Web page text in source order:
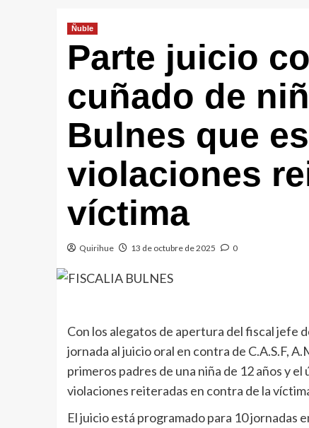
Ñuble
Parte juicio
cuñado de
Bulnes que
violaciones
víctima
Quirihue 13 de octubre de 2025 0
Con los alegatos de apertura del fiscal jefe
jornada al juicio oral en contra de C.A.S.F,
primeros padres de una niña de 12 años y
violaciones reiteradas en contra de la
El juicio está programado para 10 jornadas